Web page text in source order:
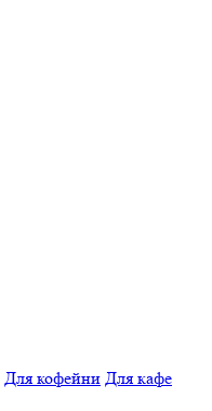
Для кофейни Для кафе